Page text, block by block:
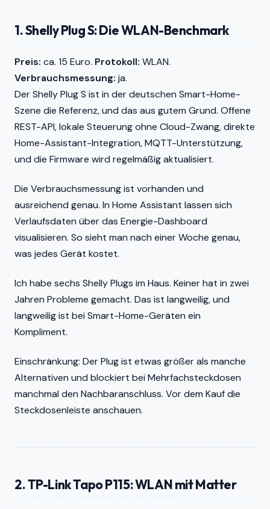
1. Shelly Plug S: Die WLAN-Benchmark
Preis: ca. 15 Euro. Protokoll: WLAN.
Verbrauchsmessung: ja.
Der Shelly Plug S ist in der deutschen Smart-Home-
Szene die Referenz, und das aus gutem Grund. Offene
REST-API, lokale Steuerung ohne Cloud-Zwang, direkte
Home-Assistant-Integration, MQTT-Unterstützung,
und die Firmware wird regelmäßig aktualisiert.
Die Verbrauchsmessung ist vorhanden und
ausreichend genau. In Home Assistant lassen sich
Verlaufsdaten über das Energie-Dashboard
visualisieren. So sieht man nach einer Woche genau,
was jedes Gerät kostet.
Ich habe sechs Shelly Plugs im Haus. Keiner hat in zwei
Jahren Probleme gemacht. Das ist langweilig, und
langweilig ist bei Smart-Home-Geräten ein
Kompliment.
Einschränkung: Der Plug ist etwas größer als manche
Alternativen und blockiert bei Mehrfachsteckdosen
manchmal den Nachbaranschluss. Vor dem Kauf die
Steckdosenleiste anschauen.
2. TP-Link Tapo P115: WLAN mit Matter